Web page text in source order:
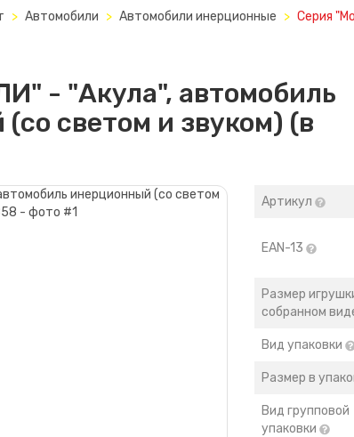
Автомобили Автомобили инерционные Серия
- "Акула", автомобиль
светом и звуком) (в
Артикул
EAN-13
Размер
собранном
Вид упаковки
Размер в
Вид групповой
упаковки